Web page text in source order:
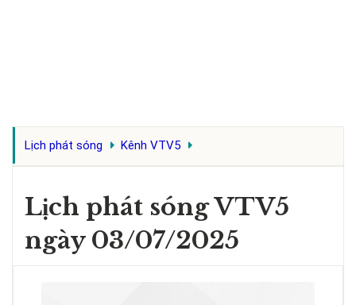
Lịch phát sóng Kênh VTV5
Lịch phát sóng VTV5
ngày 03/07/2025